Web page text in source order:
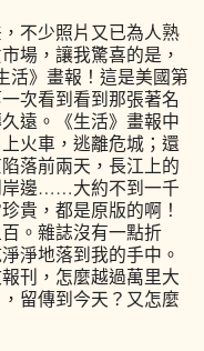
不少照片又已為人熟
場，讓我驚喜的是，
活》畫報！這是美國第
次看到看到那張著名
遠。《生活》畫報中
火車，逃離危城；還
落前兩天，長江上的
岸邊……大約不到一千
貴，都是原版的啊！
。雜誌沒有一點折
淨地落到我的手中。
刊，怎麼越過萬里大
留傳到今天？又怎麼